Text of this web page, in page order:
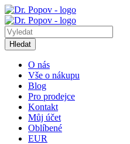
Hledat
O nás
Vše o nákupu
Blog
Pro prodejce
Kontakt
Můj účet
Oblíbené
EUR